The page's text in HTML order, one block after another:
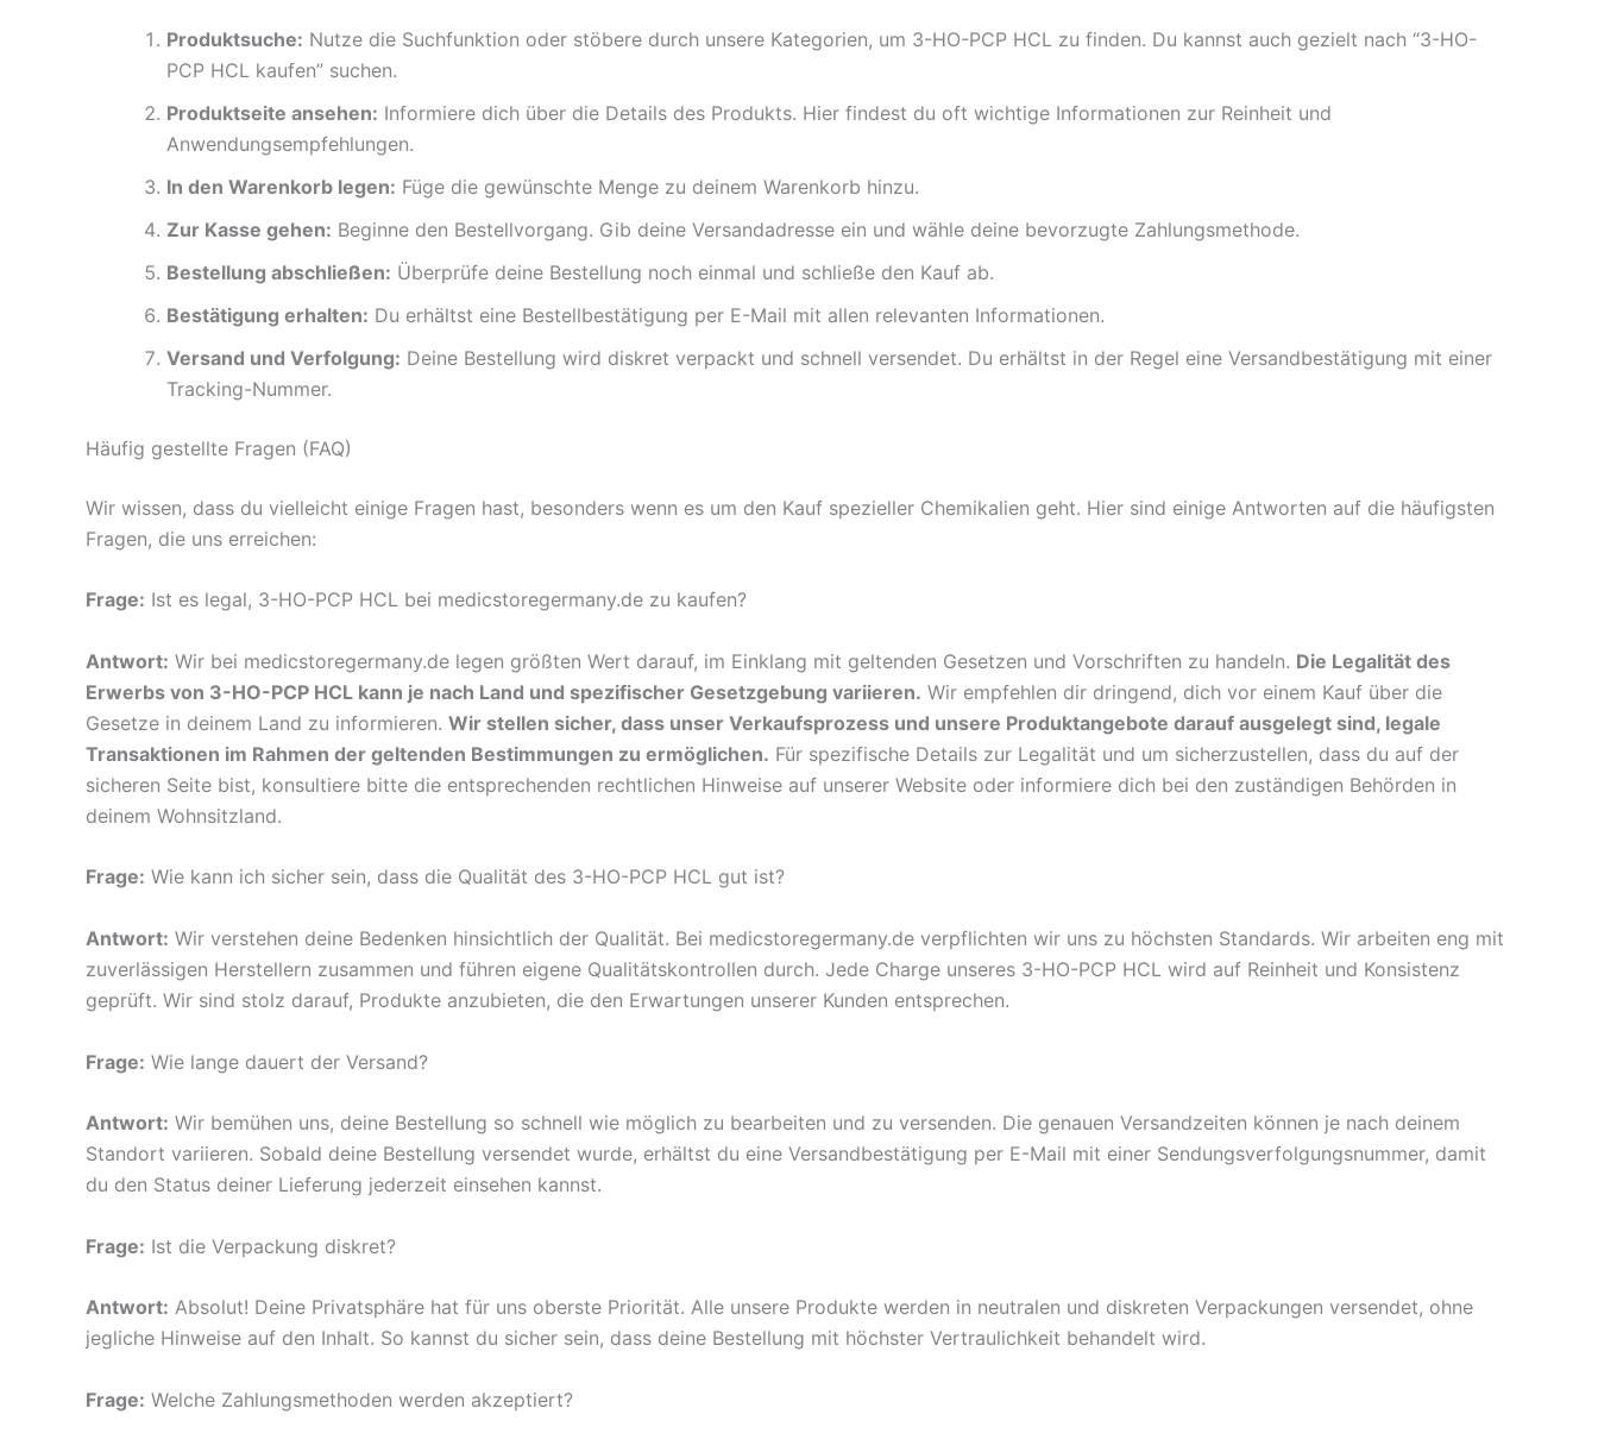
Produktsuche: Nutze die Suchfunktion oder stöbere durch unsere Kategorien, um 3-HO-PCP HCL zu finden. Du kannst auch gezielt nach “3-HO-
PCP HCL kaufen” suchen.
Produktseite ansehen: Informiere dich über die Details des Produkts. Hier findest du oft wichtige Informationen zur Reinheit und
Anwendungsempfehlungen.
In den Warenkorb legen: Füge die gewünschte Menge zu deinem Warenkorb hinzu.
Zur Kasse gehen: Beginne den Bestellvorgang. Gib deine Versandadresse ein und wähle deine bevorzugte Zahlungsmethode.
Bestellung abschließen: Überprüfe deine Bestellung noch einmal und schließe den Kauf ab.
Bestätigung erhalten: Du erhältst eine Bestellbestätigung per E-Mail mit allen relevanten Informationen.
Versand und Verfolgung: Deine Bestellung wird diskret verpackt und schnell versendet. Du erhältst in der Regel eine Versandbestätigung mit einer
Tracking-Nummer.
Häufig gestellte Fragen (FAQ)
Wir wissen, dass du vielleicht einige Fragen hast, besonders wenn es um den Kauf spezieller Chemikalien geht. Hier sind einige Antworten auf die häufigsten
Fragen, die uns erreichen:
Frage: Ist es legal, 3-HO-PCP HCL bei medicstoregermany.de zu kaufen?
Antwort: Wir bei medicstoregermany.de legen größten Wert darauf, im Einklang mit geltenden Gesetzen und Vorschriften zu handeln. Die Legalität des
Erwerbs von 3-HO-PCP HCL kann je nach Land und spezifischer Gesetzgebung variieren. Wir empfehlen dir dringend, dich vor einem Kauf über die
Gesetze in deinem Land zu informieren. Wir stellen sicher, dass unser Verkaufsprozess und unsere Produktangebote darauf ausgelegt sind, legale
Transaktionen im Rahmen der geltenden Bestimmungen zu ermöglichen. Für spezifische Details zur Legalität und um sicherzustellen, dass du auf der
sicheren Seite bist, konsultiere bitte die entsprechenden rechtlichen Hinweise auf unserer Website oder informiere dich bei den zuständigen Behörden in
deinem Wohnsitzland.
Frage: Wie kann ich sicher sein, dass die Qualität des 3-HO-PCP HCL gut ist?
Antwort: Wir verstehen deine Bedenken hinsichtlich der Qualität. Bei medicstoregermany.de verpflichten wir uns zu höchsten Standards. Wir arbeiten eng mit
zuverlässigen Herstellern zusammen und führen eigene Qualitätskontrollen durch. Jede Charge unseres 3-HO-PCP HCL wird auf Reinheit und Konsistenz
geprüft. Wir sind stolz darauf, Produkte anzubieten, die den Erwartungen unserer Kunden entsprechen.
Frage: Wie lange dauert der Versand?
Antwort: Wir bemühen uns, deine Bestellung so schnell wie möglich zu bearbeiten und zu versenden. Die genauen Versandzeiten können je nach deinem
Standort variieren. Sobald deine Bestellung versendet wurde, erhältst du eine Versandbestätigung per E-Mail mit einer Sendungsverfolgungsnummer, damit
du den Status deiner Lieferung jederzeit einsehen kannst.
Frage: Ist die Verpackung diskret?
Antwort: Absolut! Deine Privatsphäre hat für uns oberste Priorität. Alle unsere Produkte werden in neutralen und diskreten Verpackungen versendet, ohne
jegliche Hinweise auf den Inhalt. So kannst du sicher sein, dass deine Bestellung mit höchster Vertraulichkeit behandelt wird.
Frage: Welche Zahlungsmethoden werden akzeptiert?